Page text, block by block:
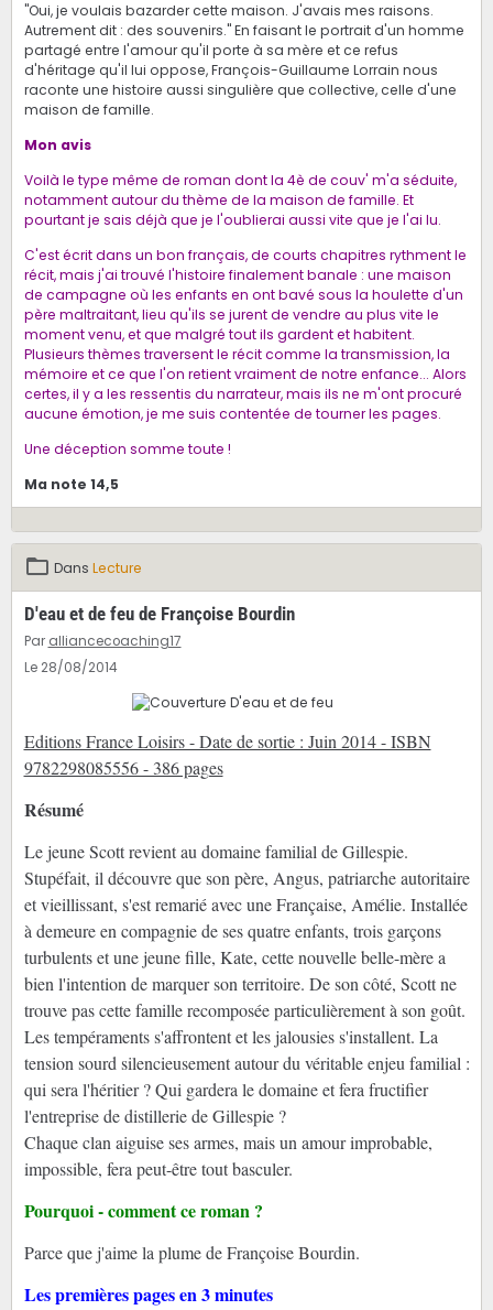
"Oui, je voulais bazarder cette maison. J'avais mes raisons.
Autrement dit : des souvenirs." En faisant le portrait d'un homme
partagé entre l'amour qu'il porte à sa mère et ce refus
d'héritage qu'il lui oppose, François-Guillaume Lorrain nous
raconte une histoire aussi singulière que collective, celle d'une
maison de famille.
Mon avis
Voilà le type même de roman dont la 4è de couv' m'a séduite,
notamment autour du thème de la maison de famille. Et
pourtant je sais déjà que je l'oublierai aussi vite que je l'ai lu.
C'est écrit dans un bon français, de courts chapitres rythment le
récit, mais j'ai trouvé l'histoire finalement banale : une maison
de campagne où les enfants en ont bavé sous la houlette d'un
père maltraitant, lieu qu'ils se jurent de vendre au plus vite le
moment venu, et que malgré tout ils gardent et habitent.
Plusieurs thèmes traversent le récit comme la transmission, la
mémoire et ce que l'on retient vraiment de notre enfance... Alors
certes, il y a les ressentis du narrateur, mais ils ne m'ont procuré
aucune émotion, je me suis contentée de tourner les pages.
Une déception somme toute !
Ma note 14,5
Dans Lecture
D'eau et de feu de Françoise Bourdin
Par alliancecoaching17
Le 28/08/2014
Editions France Loisirs - Date de sortie : Juin 2014 - ISBN
9782298085556 - 386 pages
Résumé
Le jeune Scott revient au domaine familial de Gillespie.
Stupéfait, il découvre que son père, Angus, patriarche autoritaire
et vieillissant, s'est remarié avec une Française, Amélie. Installée
à demeure en compagnie de ses quatre enfants, trois garçons
turbulents et une jeune fille, Kate, cette nouvelle belle-mère a
bien l'intention de marquer son territoire. De son côté, Scott ne
trouve pas cette famille recomposée particulièrement à son goût.
Les tempéraments s'affrontent et les jalousies s'installent. La
tension sourd silencieusement autour du véritable enjeu familial :
qui sera l'héritier ? Qui gardera le domaine et fera fructifier
l'entreprise de distillerie de Gillespie ?
Chaque clan aiguise ses armes, mais un amour improbable,
impossible, fera peut-être tout basculer.
Pourquoi - comment ce roman ?
Parce que j'aime la plume de Françoise Bourdin.
Les premières pages en 3 minutes